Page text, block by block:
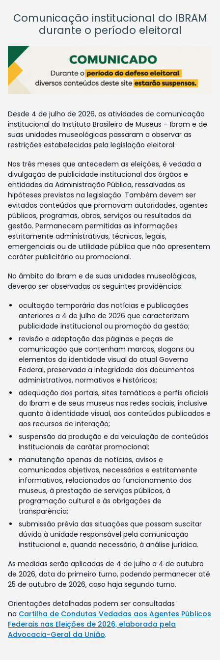
Comunicação institucional do IBRAM
durante o período eleitoral
Desde 4 de julho de 2026, as atividades de comunicação
institucional do Instituto Brasileiro de Museus – Ibram e de
suas unidades museológicas passaram a observar as
restrições estabelecidas pela legislação eleitoral.
Nos três meses que antecedem as eleições, é vedada a
divulgação de publicidade institucional dos órgãos e
entidades da Administração Pública, ressalvadas as
hipóteses previstas na legislação. Também devem ser
evitados conteúdos que promovam autoridades, agentes
públicos, programas, obras, serviços ou resultados da
gestão. Permanecem permitidas as informações
estritamente administrativas, técnicas, legais,
emergenciais ou de utilidade pública que não apresentem
caráter publicitário ou promocional.
No âmbito do Ibram e de suas unidades museológicas,
deverão ser observadas as seguintes providências:
ocultação temporária das notícias e publicações
anteriores a 4 de julho de 2026 que caracterizem
publicidade institucional ou promoção da gestão;
revisão e adaptação das páginas e peças de
comunicação que contenham marcas, slogans ou
elementos da identidade visual do atual Governo
Federal, preservada a integridade dos documentos
administrativos, normativos e históricos;
adequação dos portais, sites temáticos e perfis oficiais
do Ibram e de seus museus nas redes sociais, inclusive
quanto à identidade visual, aos conteúdos publicados e
aos recursos de interação;
suspensão da produção e da veiculação de conteúdos
institucionais de caráter promocional;
manutenção apenas de notícias, avisos e
comunicados objetivos, necessários e estritamente
informativos, relacionados ao funcionamento dos
museus, à prestação de serviços públicos, à
programação cultural e às obrigações de
transparência;
submissão prévia das situações que possam suscitar
dúvida à unidade responsável pela comunicação
institucional e, quando necessário, à análise jurídica.
As medidas serão aplicadas de 4 de julho a 4 de outubro
de 2026, data do primeiro turno, podendo permanecer até
25 de outubro de 2026, caso haja segundo turno.
Orientações detalhadas podem ser consultadas
na Cartilha de Condutas Vedadas aos Agentes Públicos
Federais nas Eleições de 2026, elaborada pela
Advocacia-Geral da União.